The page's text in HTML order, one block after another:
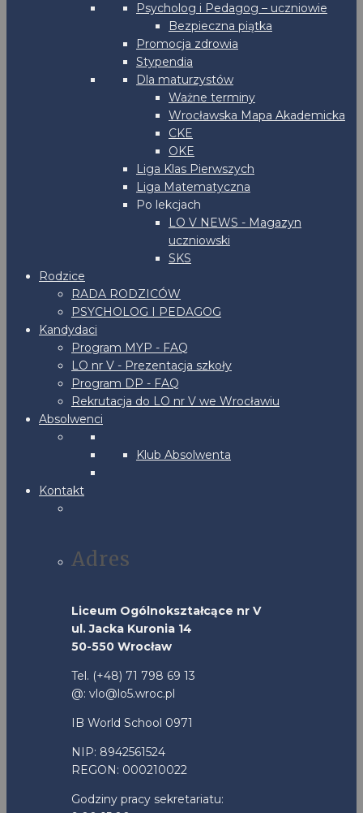
Psycholog i Pedagog – uczniowie
Bezpieczna piątka
Promocja zdrowia
Stypendia
Dla maturzystów
Ważne terminy
Wrocławska Mapa Akademicka
CKE
OKE
Liga Klas Pierwszych
Liga Matematyczna
Po lekcjach
LO V NEWS - Magazyn
uczniowski
SKS
Rodzice
RADA RODZICÓW
PSYCHOLOG I PEDAGOG
Kandydaci
Program MYP - FAQ
LO nr V - Prezentacja szkoły
Program DP - FAQ
Rekrutacja do LO nr V we Wrocławiu
Absolwenci
Klub Absolwenta
Kontakt
Adres
Liceum Ogólnokształcące nr V
ul. Jacka Kuronia 14
50-550 Wrocław
Tel. (+48) 71 798 69 13
@: vlo@lo5.wroc.pl
IB World School 0971
NIP: 8942561524
REGON: 000210022
Godziny pracy sekretariatu: